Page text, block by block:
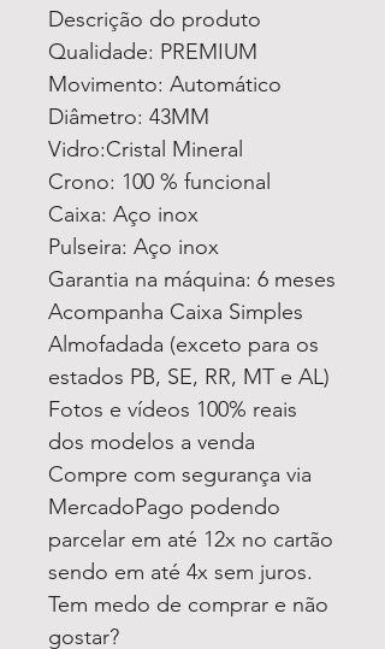
Descrição do produto
Qualidade: PREMIUM
Movimento: Automático
Diâmetro: 43MM
Vidro:Cristal Mineral
Crono: 100 % funcional
Caixa: Aço inox
Pulseira: Aço inox
Garantia na máquina: 6 meses
Acompanha Caixa Simples
Almofadada (exceto para os
estados PB, SE, RR, MT e AL)
Fotos e vídeos 100% reais
dos modelos a venda
Compre com segurança via
MercadoPago podendo
parcelar em até 12x no cartão
sendo em até 4x sem juros.
Tem medo de comprar e não
gostar?